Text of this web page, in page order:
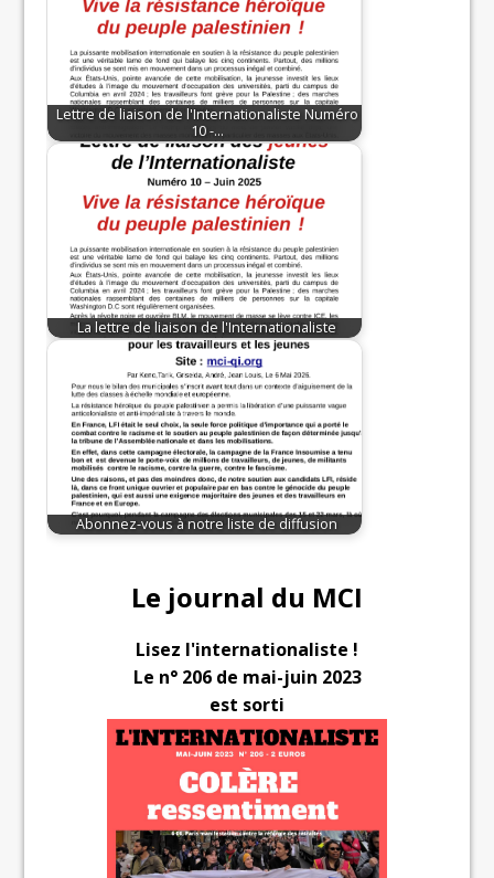
Lettre de liaison de l'Internationaliste Numéro
10 -…
La lettre de liaison de l'Internationaliste
Abonnez-vous à notre liste de diffusion
Le journal du MCI
Lisez l'internationaliste !
Le n° 206 de mai-juin 2023
est sorti